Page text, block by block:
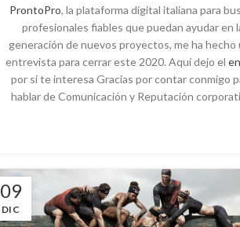
REPUTACIÓN,REPUTACIÓN CORPORATIVA,
SOCIAL MEDIA,STORYTELLING,
UNIVERSIDAD PANAMERICANA,
VILLAFANE&ASOCIADOS
ProntoPro, la plataforma digital italiana para
profesionales fiables que puedan ayudar en
generación de nuevos proyectos, me ha hecho
entrevista para cerrar este 2020. Aquí dejo el
por si te interesa Gracias por contar conmigo
hablar de Comunicación y Reputación
09
DIC